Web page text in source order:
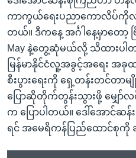
ကာကွယ်ရေးပညာကောလိပ်ကိုလဲ
တယ်။ ဒီကနေ့ အင်္ဂါနေ့မှာတော့ ဗ
May နဲ့တွေ့ဆုံမယ်လို့ သိထားပါ
မြန်မာနိုင်ငံလူ့အခွင့်အရေး
စီးပွားရေးကို ရှေ့တန်းတင်တာ
ပြောဆိုတိုက်တွန်းသွားဖို့ မျှေ
က ပြောပါတယ်။ ဒေါ်အောင်ဆန်
ရင် အမေရိကန်ပြည်ထောင်စုကို